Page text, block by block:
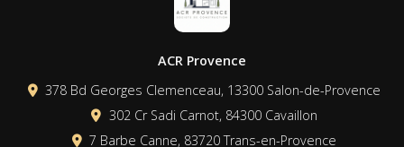
ACR Provence
378 Bd Georges Clemenceau, 13300 Salon-de-Provence
302 Cr Sadi Carnot, 84300 Cavaillon
7 Barbe Canne, 83720 Trans-en-Provence